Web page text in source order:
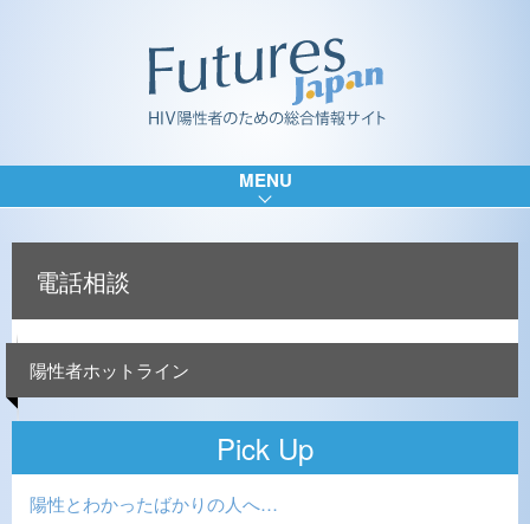
MENU
電話相談
陽性者ホットライン
Pick Up
陽性とわかったばかりの人へ…